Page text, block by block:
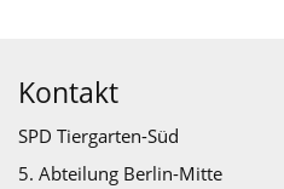
Kontakt
SPD Tiergarten-Süd
5. Abteilung Berlin-Mitte